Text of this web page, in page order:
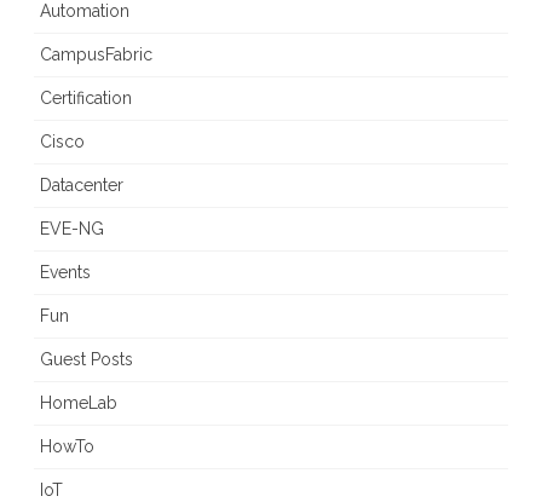
Automation
CampusFabric
Certification
Cisco
Datacenter
EVE-NG
Events
Fun
Guest Posts
HomeLab
HowTo
IoT